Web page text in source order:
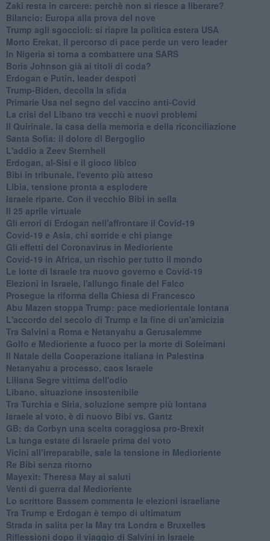
Zaki resta in carcere: perchè non si riesce a liberare?
Bilancio: Europa alla prova del nove
Trump agli sgoccioli: si riapre la politica estera USA
Morto Erekat, il percorso di pace perde un vero leader
In Nigeria si torna a combattere una SARS
Boris Johnson già ai titoli di coda?
Erdogan e Putin, leader despoti
Trump-Biden, decolla la sfida
Primarie Usa nel segno del vaccino anti-Covid
La crisi del Libano tra vecchi e nuovi problemi
Il Quirinale, la casa della memoria e della riconciliazione
Santa Sofia: il dolore di Bergoglio
L'addio a ​Zeev Sternhell
Erdogan, al-Sisi e il gioco libico
Bibi in tribunale, l'evento più atteso
Libia, tensione pronta a esplodere
Israele riparte. Con il vecchio Bibi in sella
Il 25 aprile virtuale
Gli errori di Erdogan nell'affrontare il Covid-19
Covid-19 e Asia, chi sorride e chi piange
Gli effetti del Coronavirus in Medioriente
Covid-19 in Africa, un rischio per tutto il mondo
Le lotte di Israele tra nuovo governo e Covid-19
Elezioni in Israele, l'allungo finale del Falco
Prosegue la riforma della Chiesa di Francesco
Abu Mazen stoppa Trump: pace mediorientale lontana
L'accordo del secolo di Trump e la fine di un'amicizia
Tra Salvini a Roma e Netanyahu a Gerusalemme
Golfo e Medioriente a fuoco per la morte di Soleimani
Il Natale della Cooperazione italiana in Palestina
Netanyahu a processo, caos Israele
Liliana Segre vittima dell'odio
Libano, situazione insostenibile
Tra Turchia e Siria, soluzione sempre più lontana
Israele al voto, è di nuovo Bibi vs. Gantz
GB: da Corbyn una scelta coraggiosa pro-Brexit
La lunga estate di Israele prima del voto
Vicini all’irreparabile, sale la tensione in Medioriente
Re Bibi senza ritorno
Mayexit: Theresa May ai saluti
Venti di guerra dal Medioriente
Lo scrittore Bassem commenta le elezioni israeliane
Tra Trump e Erdogan è tempo di ultimatum
Strada in salita per la May tra Londra e Bruxelles
Riflessioni dopo il viaggio di Salvini in Israele